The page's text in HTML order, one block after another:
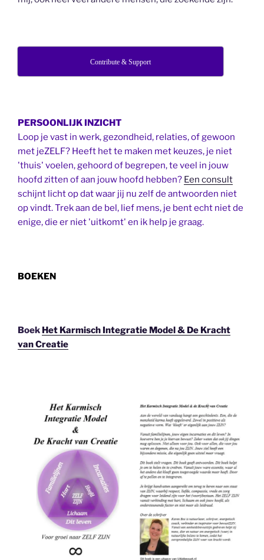
Contribute & Support
PERSOONLIJK INZICHT
Loop je vast in werk, gezondheid, relaties, of gewoon
met jeZELF? Heeft het te maken met keuzes, je niet
'thuis' voelen, gehoord of begrepen, te veel in jouw
hoofd zitten of aan jouw hoofd hebben? Een consult
schijnt licht op dat waar jij nu zelf de antwoorden niet
op vindt. Trek aan de bel, lief mens, je bent echt niet de
enige, die er niet 'uitkomt' en ik help je graag.
BOEKEN
Boek Het Karmisch Integratie Model & De Kracht
van Creatie